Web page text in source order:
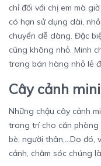
chỉ đối với chị em mà
có hạn sử dụng dài,
chuyển dễ dàng. Đặc
cũng không nhỏ. Minh
trang bán hàng nhỏ lẻ
Cây cảnh mini
Những chậu cây cảnh
trang trí cho căn
bè, người thân,…Do đó,
cảnh, chăm sóc chúng